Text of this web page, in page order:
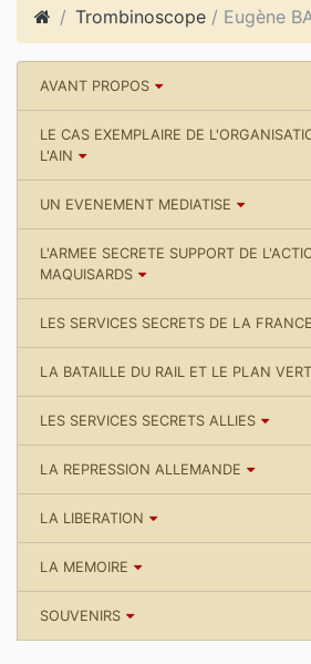
Trombinoscope / Eugène
AVANT PROPOS
LE CAS EXEMPLAIRE DE
L'AIN
UN EVENEMENT MEDIATISE
L'ARMEE SECRETE SUPPORT DE
MAQUISARDS
LES SERVICES SECRETS DE LA
LA BATAILLE DU RAIL ET LE PLAN VERT
LES SERVICES SECRETS ALLIES
LA REPRESSION ALLEMANDE
LA LIBERATION
LA MEMOIRE
SOUVENIRS